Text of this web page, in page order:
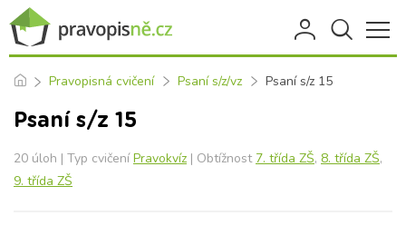
Pravopisná cvičení Psaní s/z/vz Psaní s/z 15
Psaní s/z 15
20 úloh | Typ cvičeníPravokvíz | Obtížnost 7. třída ZŠ, 8. třída ZŠ,
9. třída ZŠ